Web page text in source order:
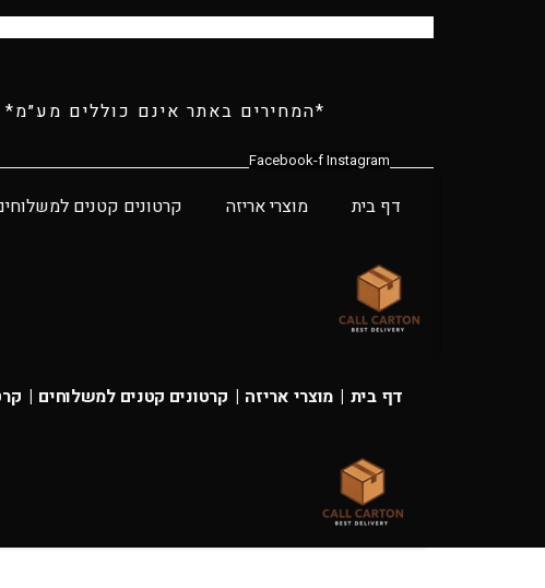
*המחירים באתר אינם כוללים מע״מ*
Facebook-f Instagram
דף בית מוצרי אריזה קרטונים קטנים
דף בית | מוצרי אריזה | קרטונים קטנים למשלוחים |